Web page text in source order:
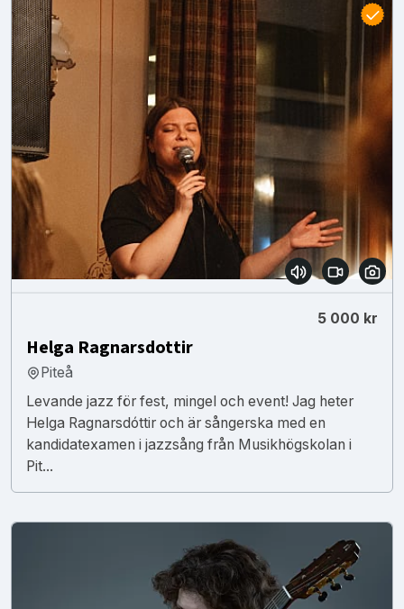
5 000 kr
Helga Ragnarsdottir
Piteå
Levande jazz för fest, mingel och event! Jag heter
Helga Ragnarsdóttir och är sångerska med en
kandidatexamen i jazzsång från Musikhögskolan i
Pit...